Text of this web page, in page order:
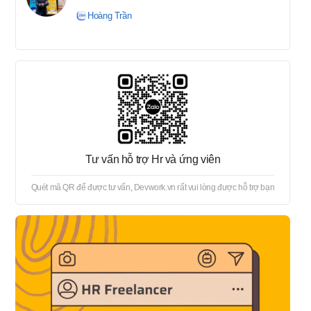
tuyển → Offer → Thủ tục
Hoàng Trần
Tư vấn hỗ trợ Hr và ứng viên
Quét mã QR để được tư vấn, Devwork.vn rất vui lòng được hỗ trợ bạn